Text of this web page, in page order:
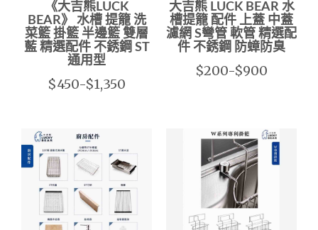
《大吉熊LUCK
BEAR》 水槽 提籠 洗
菜籃 掛籃 半邊籃 雙層
藍 精選配件 不銹鋼 ST
通用型
$450-$1,350
大吉熊 LUCK BEAR 水
槽提籠 配件 上蓋 中蓋
濾網 S彎管 軟管 精選配
件 不銹鋼 防蟑防臭
$200-$900